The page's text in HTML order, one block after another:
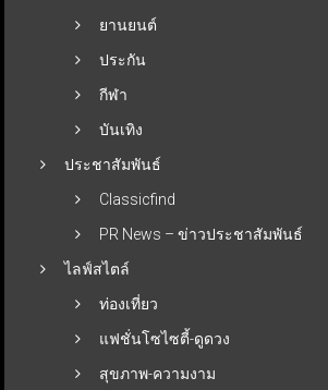
ยานยนต์
ประกัน
กีฬา
บันเทิง
ประชาสัมพันธ์
Classicfind
PR News – ข่าวประชาสัมพันธ์
ไลฟ์สไตล์
ท่องเที่ยว
แฟชั่นโซไซตี้-ดูดวง
สุขภาพ-ความงาม